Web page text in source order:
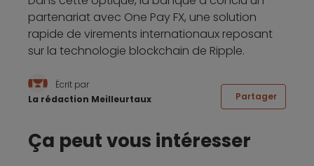
partenariat avec One Pay FX, une solution
rapide de virements internationaux reposant
sur la technologie blockchain de Ripple.
Écrit par
La rédaction Meilleurtaux
Partager
Ça peut vous intéresser